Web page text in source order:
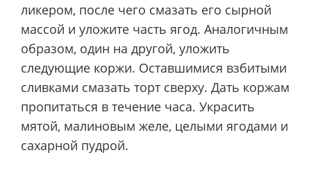
ликером, после чего смазать его сырной
массой и уложите часть ягод. Аналогичным
образом, один на другой, уложить
следующие коржи. Оставшимися взбитыми
сливками смазать торт сверху. Дать коржам
пропитаться в течение часа. Украсить
мятой, малиновым желе, целыми ягодами и
сахарной пудрой.